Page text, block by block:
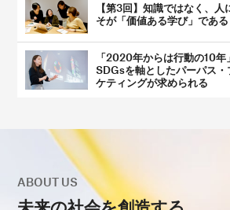
【第3回】知識ではなく、人
そが「価値ある学び」である
「2020年からは行動の10
SDGsを軸としたパーパス
ケティングが求められる
ABOUT US